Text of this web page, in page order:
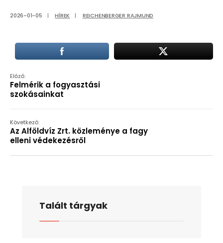
2026-01-05 | HÍREK | REICHENBERGER RAJMUND
Előző:
Felmérik a fogyasztási
szokásainkat
Következő:
Az Alföldvíz Zrt. közleménye a fagy
elleni védekezésről
Talált tárgyak